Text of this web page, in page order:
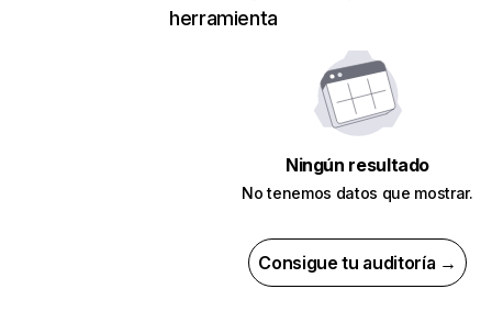
herramienta
Ningún resultado
No tenemos datos que mostrar.
Consigue tu auditoría →